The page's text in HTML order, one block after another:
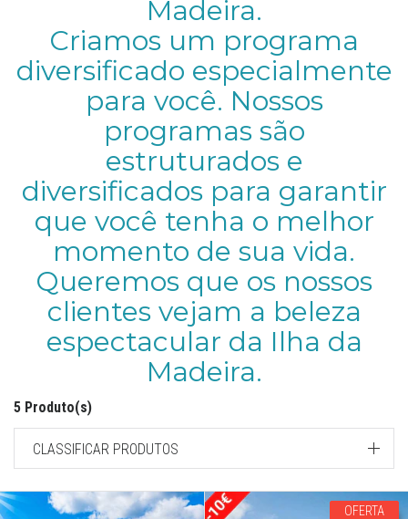
Madeira.
Criamos um programa
diversificado especialmente
para você. Nossos
programas são
estruturados e
diversificados para garantir
que você tenha o melhor
momento de sua vida.
Queremos que os nossos
clientes vejam a beleza
espectacular da Ilha da
Madeira.
5 Produto(s)
CLASSIFICAR PRODUTOS
OFERTA